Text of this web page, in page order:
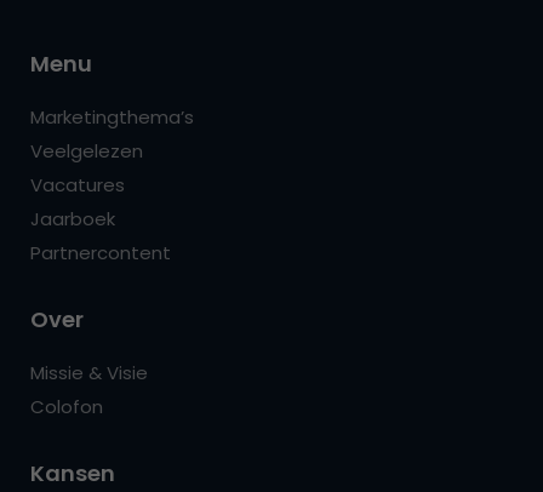
Menu
Marketingthema’s
Veelgelezen
Vacatures
Jaarboek
Partnercontent
Over
Missie & Visie
Colofon
Kansen